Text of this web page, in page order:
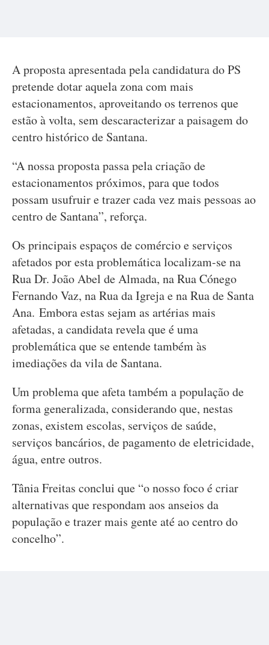
A proposta apresentada pela candidatura do PS
pretende dotar aquela zona com mais
estacionamentos, aproveitando os terrenos que
estão à volta, sem descaracterizar a paisagem do
centro histórico de Santana.
“A nossa proposta passa pela criação de
estacionamentos próximos, para que todos
possam usufruir e trazer cada vez mais pessoas ao
centro de Santana”, reforça.
Os principais espaços de comércio e serviços
afetados por esta problemática localizam-se na
Rua Dr. João Abel de Almada, na Rua Cónego
Fernando Vaz, na Rua da Igreja e na Rua de Santa
Ana. Embora estas sejam as artérias mais
afetadas, a candidata revela que é uma
problemática que se entende também às
imediações da vila de Santana.
Um problema que afeta também a população de
forma generalizada, considerando que, nestas
zonas, existem escolas, serviços de saúde,
serviços bancários, de pagamento de eletricidade,
água, entre outros.
Tânia Freitas conclui que “o nosso foco é criar
alternativas que respondam aos anseios da
população e trazer mais gente até ao centro do
concelho”.